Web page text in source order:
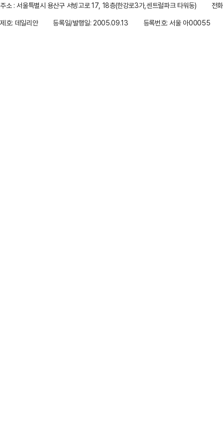
주소 : 서울특별시 용산구 서빙고로 17, 18층(한강로3가,센트럴파크 타워동)
전
제호: 데일리안
등록일/발행일: 2005.09.13 등록번호: 서울 아00055